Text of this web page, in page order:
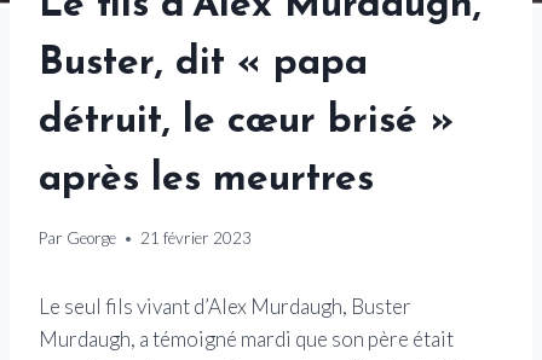
Buster, dit « papa
détruit, le cœur brisé »
après les meurtres
Par George 21 février 2023
Le seul fils vivant d’Alex Murdaugh, Buster
Murdaugh, a témoigné mardi que son père était